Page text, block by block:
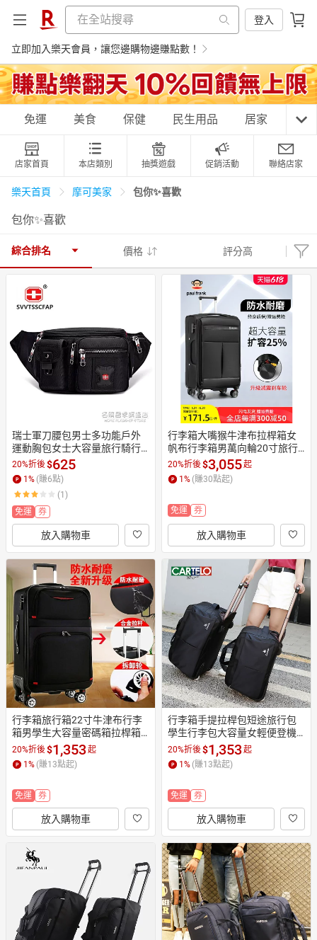
登入
立即加入樂天會員，讓您邊購物邊賺點數！
購物網分類
天天免運 美食蛋糕 養生保健
居家生活 3C家電 親子玩具
女裝 化妝保養 情趣用品
日本購物 電子/紙本書
HOT
免運 美食 保健 民生用品 居家 3C
店家首頁 本店類別 抽獎遊戲 促銷活動 聯絡店家
樂天首頁 摩可美家 包你✨喜歡
包你✨喜歡
綜合排名 價格 評分高
瑞士軍刀腰包男士多功能戶外
運動胸包女士大容量旅行騎行
收銀腰包 摩可美家
20%折後$625
1 % (賺6點)
(1)
免運
券
放入購物車
行李箱大嘴猴牛津布拉桿箱女
帆布行李箱男萬向輪20寸旅行
登機箱26皮箱子
20%折後$3,055起
1 % (賺30點起)
免運 券
放入購物車
行李箱旅行箱22寸牛津布行李
箱男學生大容量密碼箱拉桿箱
女皮箱28寸耐用
20%折後$1,353起
1% (賺13點起)
免運 券
放入購物車
行李箱手提拉桿包短途旅行包
學生行李包大容量女輕便登機
包男折疊手提袋
20%折後$1,353起
1% (賺13點起)
免運 券
放入購物車